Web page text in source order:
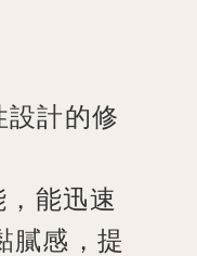
設計的修
能迅速
膩感，提